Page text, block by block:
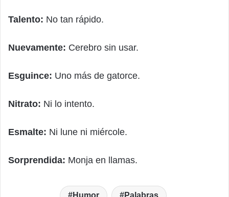
Talento: No tan rápido.
Nuevamente: Cerebro sin usar.
Esguince: Uno más de gatorce.
Nitrato: Ni lo intento.
Esmalte: Ni lune ni miércole.
Sorprendida: Monja en llamas.
Humor Palabras